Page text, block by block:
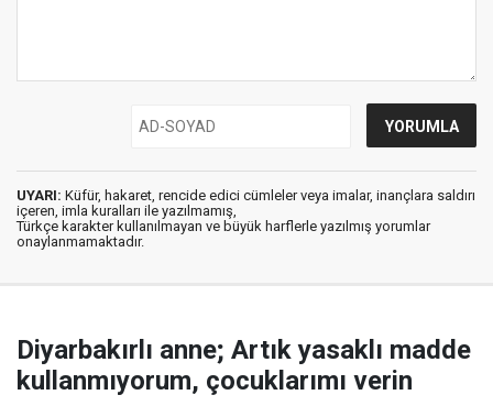
UYARI: Küfür, hakaret, rencide edici cümleler veya imalar, inançlara saldırı
içeren, imla kuralları ile yazılmamış,
Türkçe karakter kullanılmayan ve büyük harflerle yazılmış yorumlar
onaylanmamaktadır.
Diyarbakırlı anne; Artık yasaklı madde
kullanmıyorum, çocuklarımı verin